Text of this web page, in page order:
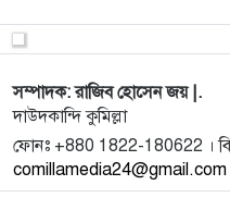
9
স্ত্রীর কবর খুঁড়তেই
মরদেহ
10
রমজান উপলক্ষে
11
সম্পাদক: রাজিব হোসেন জয় |.
দাউদকান্দি কুমিল্লা
ফোনঃ +880 1822-180622 ।
comillamedia24@gmail.com